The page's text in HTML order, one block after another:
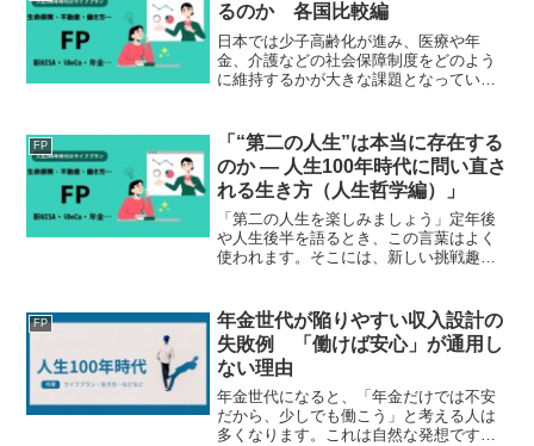
るのか 各国比較編
日本では少子高齢化が進み、医療や年
金、介護などの社会保障制度をどのよう
に維持するかが大きな課題となっていま
国でも高齢化や医療費の増加が進み、そ
れぞれの国が制度改革を続け...
FP
「“第二の人生”は本当に存在する
のか ― 人生100年時代に問い直さ
れる生き方（人生哲学編）」
「第二の人生を楽しみましょう」定年後
や人生後半を語るとき、この言葉はよく
使われます。そこには、新しい挑戦趣味
は戸惑いも抱えています。何をすればよ
いのか分からない新しい目...
FP
年金世代が陥りやすい収入設計の
失敗例 「働けば安心」が通用し
ない理由
年金世代になると、「年金だけでは不安
だから、少しでも働こう」と考える人は
多くなります。これは自然な発想です